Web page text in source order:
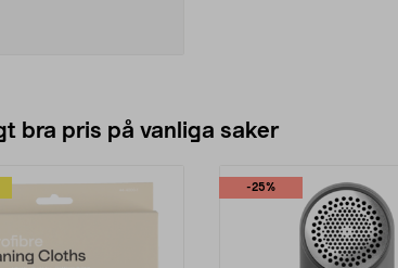
bra pris på vanliga saker
-25%